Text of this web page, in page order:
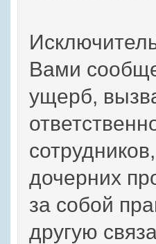
Вами
ущерб,
дочерних
за собой
другую